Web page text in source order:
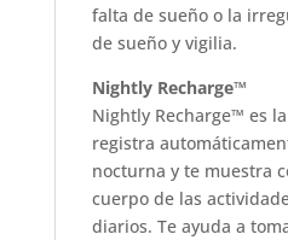
falta de sueño o la
de sueño y vigilia.
Nightly Recharge™
Nightly Recharge™ es
registra
nocturna y te muestra
cuerpo de las
diarios. Te ayuda a